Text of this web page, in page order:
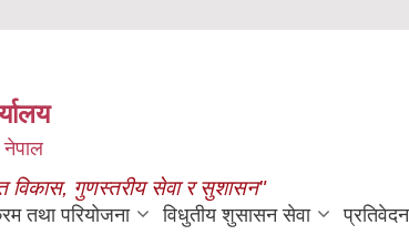
नेपाल
विकास, गुणस्तरीय सेवा र सुशासन"
तथा परियोजना विधुतीय शुसासन सेवा प्रतिवेदन